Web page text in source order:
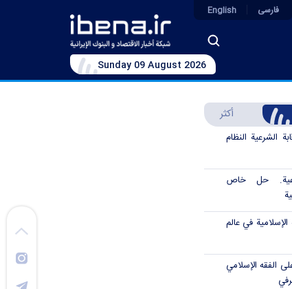
فارسی English
Sunday 09 August 2026
أكثر
الشرعية النظام
حل خاص
في عالم
الفقه الإسلامي